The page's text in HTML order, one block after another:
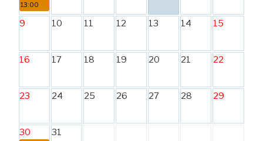
13:00
9 10 11 12 13 14 15
16 17 18 19 20 21 22
23 24 25 26 27 28 29
30 31